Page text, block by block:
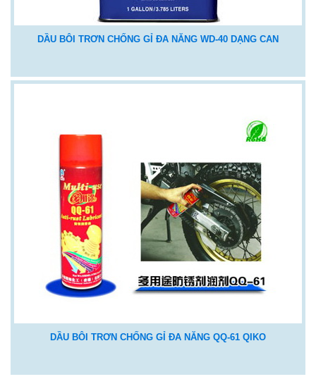
DẦU BÔI TRƠN CHỐNG GỈ ĐA NĂNG WD-40 DẠNG CAN
DẦU BÔI TRƠN CHỐNG GỈ ĐA NĂNG QQ-61 QIKO